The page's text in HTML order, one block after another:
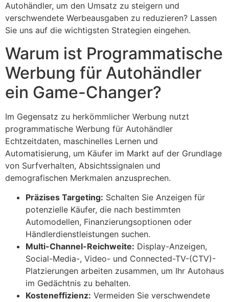
Autohändler, um den Umsatz zu steigern und
verschwendete Werbeausgaben zu reduzieren? Lassen
Sie uns auf die wichtigsten Strategien eingehen.
Warum ist Programmatische
Werbung für Autohändler
ein Game-Changer?
Im Gegensatz zu herkömmlicher Werbung nutzt
programmatische Werbung für Autohändler
Echtzeitdaten, maschinelles Lernen und
Automatisierung, um Käufer im Markt auf der Grundlage
von Surfverhalten, Absichtssignalen und
demografischen Merkmalen anzusprechen.
Präzises Targeting: Schalten Sie Anzeigen für
potenzielle Käufer, die nach bestimmten
Automodellen, Finanzierungsoptionen oder
Händlerdienstleistungen suchen.
Multi-Channel-Reichweite: Display-Anzeigen,
Social-Media-, Video- und Connected-TV-(CTV)-
Platzierungen arbeiten zusammen, um Ihr Autohaus
im Gedächtnis zu behalten.
Kosteneffizienz: Vermeiden Sie verschwendete